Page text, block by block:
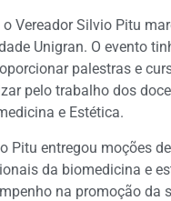
Vereador Silvio Pitu
Unigran. O evento
palestras e
pelo trabalho dos
e Estética.
Pitu entregou moções
da biomedicina e
na promoção da